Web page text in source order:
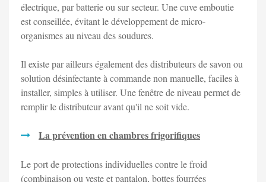
électrique, par batterie ou sur secteur. Une cuve emboutie
est conseillée, évitant le développement de micro-
organismes au niveau des soudures.
Il existe par ailleurs également des distributeurs de savon ou
solution désinfectante à commande non manuelle, faciles à
installer, simples à utiliser. Une fenêtre de niveau permet de
remplir le distributeur avant qu'il ne soit vide.
La prévention en chambres frigorifiques
Le port de protections individuelles contre le froid
(combinaison ou veste et pantalon, bottes fourrées